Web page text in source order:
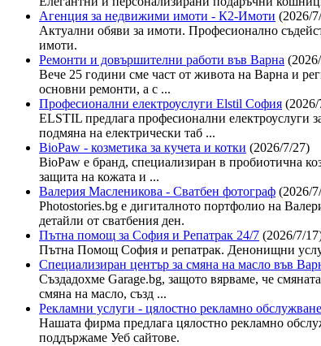
Агенция за недвижими имоти - К2-Имоти (2026/
Актуални обяви за имоти. Професионално
имоти.
Ремонти и довършителни работи във Варна
Вече 25 години сме част от живота на Варна и
основни ремонти, а с ...
Професионални електроуслуги Elstil София
ELSTIL предлага професионални
подмяна на електрически таб ...
BioPaw - козметика за кучета и котки (2026/7/27)
BioPaw е бранд, специализиран в пробиотична
защита на кожата и ...
Валерия Масленикова - Сватбен фотограф (2026/
Photostories.bg е дигиталното портфолио на
детайли от сватбения ден.
Пътна помощ за София и Репатрак 24/7 (2026/7/
Пътна Помощ София и репатрак. Денонищни
Специализиран център за смяна на масло във
Създадохме Garage.bg, защото вярваме, че
смяна на масло, създ ...
Рекламни услуги - цялостно рекламно обслужване
Нашата фирма предлага цялостно рекламно
поддържаме Уеб сайтове.